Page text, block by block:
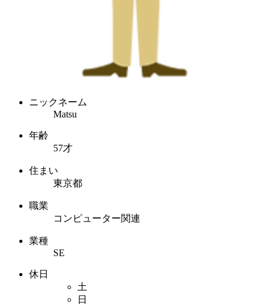
ニックネーム
Matsu
年齢
57才
住まい
東京都
職業
コンピューター関連
業種
SE
休日
土
日